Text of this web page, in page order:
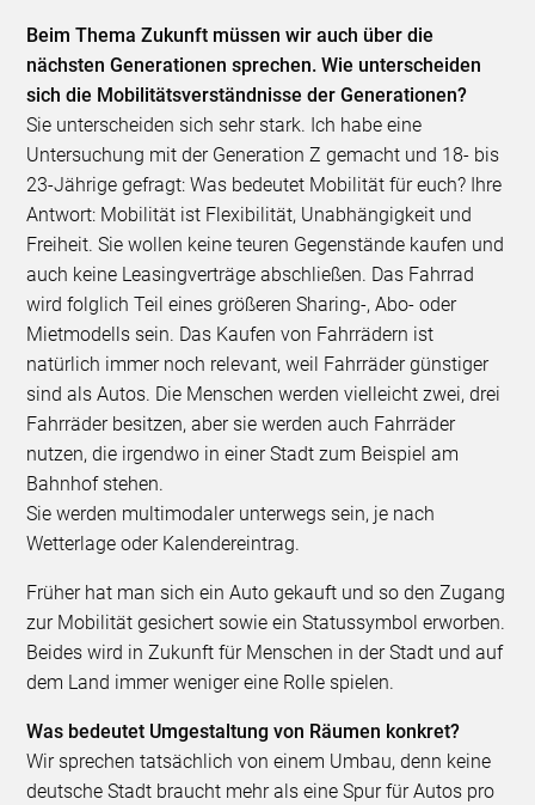
Beim Thema Zukunft müssen wir auch über die
nächsten Generationen sprechen. Wie unterscheiden
sich die Mobilitätsverständnisse der Generationen?
Sie unterscheiden sich sehr stark. Ich habe eine
Untersuchung mit der Generation Z gemacht und 18- bis
23-Jährige gefragt: Was bedeutet Mobilität für euch? Ihre
Antwort: Mobilität ist Flexibilität, Unabhängigkeit und
Freiheit. Sie wollen keine teuren Gegenstände kaufen und
auch keine Leasingverträge abschließen. Das Fahrrad
wird folglich Teil eines größeren Sharing-, Abo- oder
Mietmodells sein. Das Kaufen von Fahrrädern ist
natürlich immer noch relevant, weil Fahrräder günstiger
sind als Autos. Die Menschen werden vielleicht zwei, drei
Fahrräder besitzen, aber sie werden auch Fahrräder
nutzen, die irgendwo in einer Stadt zum Beispiel am
Bahnhof stehen.
Sie werden multimodaler unterwegs sein, je nach
Wetterlage oder Kalendereintrag.
Früher hat man sich ein Auto gekauft und so den Zugang
zur Mobilität gesichert sowie ein Statussymbol erworben.
Beides wird in Zukunft für Menschen in der Stadt und auf
dem Land immer weniger eine Rolle spielen.
Was bedeutet Umgestaltung von Räumen konkret?
Wir sprechen tatsächlich von einem Umbau, denn keine
deutsche Stadt braucht mehr als eine Spur für Autos pro